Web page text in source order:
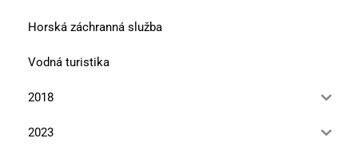
Horská záchranná služba
Vodná turistika
2018
2023